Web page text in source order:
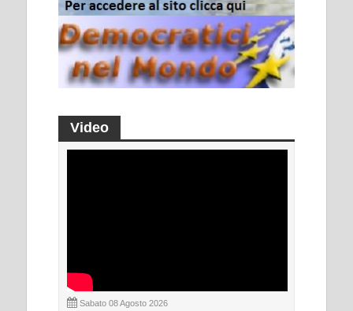
Video
Sabato 08 Agosto 2026